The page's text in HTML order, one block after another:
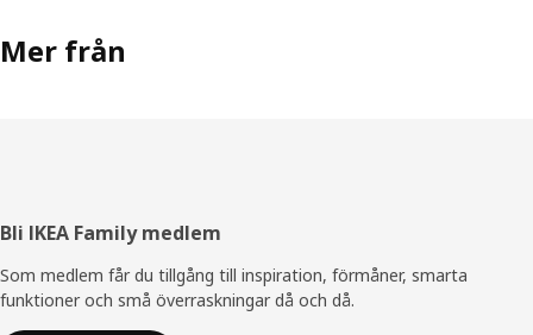
Mer från
Sidfot
Bli IKEA Family medlem
Som medlem får du tillgång till inspiration, förmåner, smarta
funktioner och små överraskningar då och då.